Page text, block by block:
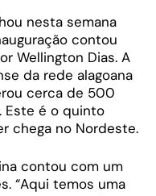
nesta semana
contou
Wellington Dias. A
da rede alagoana
cerca de 500
Este é o quinto
chega no Nordeste.
contou com um
“Aqui temos uma